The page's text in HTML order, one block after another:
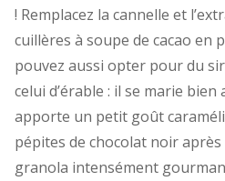
! Remplacez la cannelle et
cuillères à soupe de cacao en
pouvez aussi opter pour du
celui d’érable : il se marie bien
apporte un petit goût
pépites de chocolat noir après
granola intensément